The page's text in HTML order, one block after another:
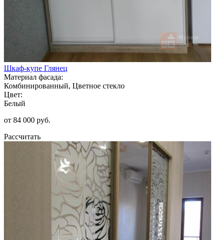
Шкаф-купе Глянец
Материал фасада:
Комбинированный, Цветное стекло
Цвет:
Белый
от 84 000 руб.
Рассчитать